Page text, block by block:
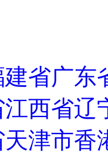
建省广东
江西省辽
天津市香